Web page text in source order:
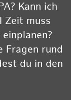
Kann ich
Zeit muss
Fragen rund
du in den